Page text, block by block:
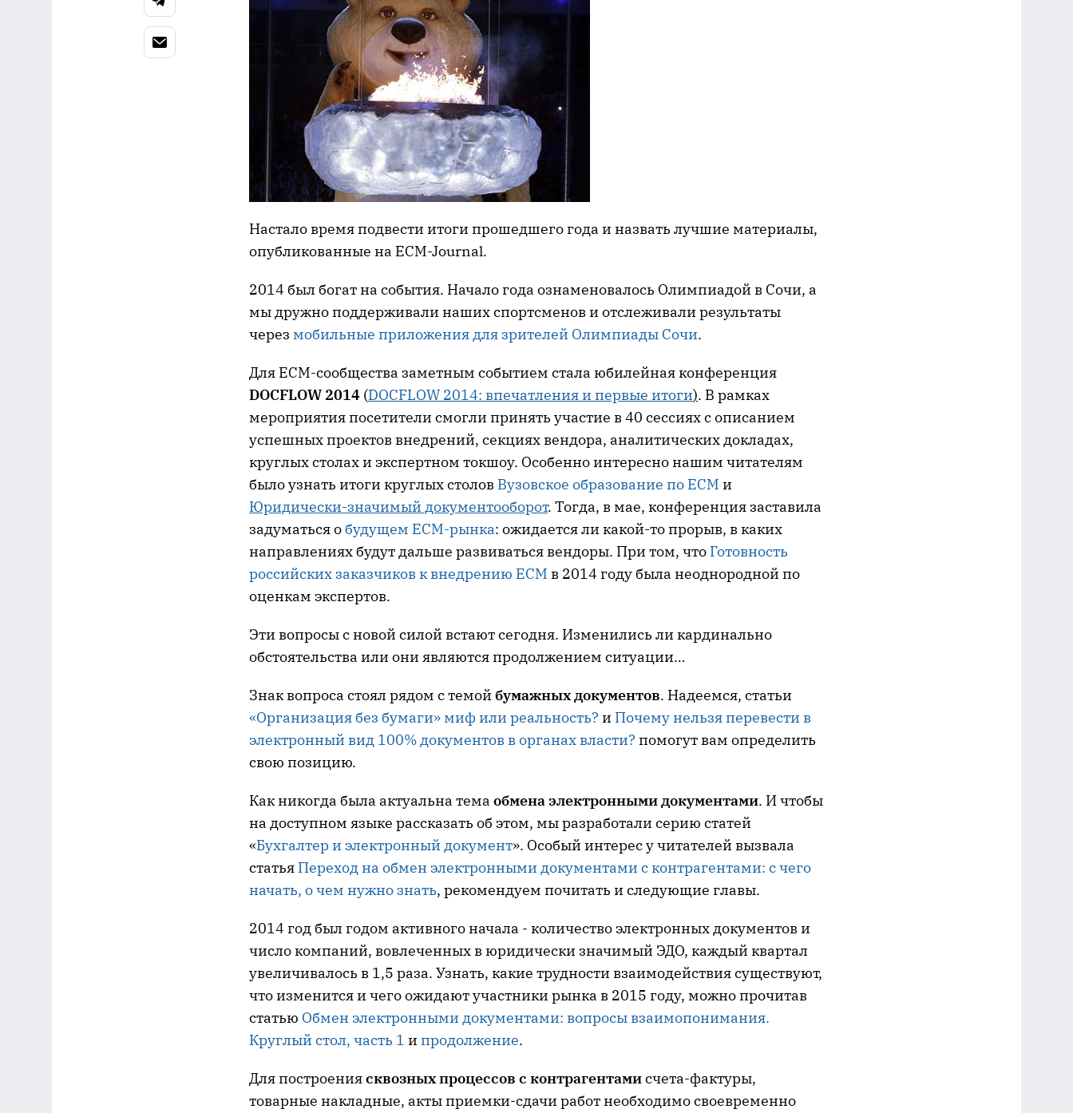
Настало время подвести итоги прошедшего года и назвать лучшие материалы,
опубликованные на ECM-Journal.
2014 был богат на события. Начало года ознаменовалось Олимпиадой в Сочи, а
мы дружно поддерживали наших спортсменов и отслеживали результаты
через мобильные приложения для зрителей Олимпиады Сочи.
Для ECM-сообщества заметным событием стала юбилейная конференция
DOCFLOW 2014 (DOCFLOW 2014: впечатления и первые итоги). В рамках
мероприятия посетители смогли принять участие в 40 сессиях с описанием
успешных проектов внедрений, секциях вендора, аналитических докладах,
круглых столах и экспертном токшоу. Особенно интересно нашим читателям
было узнать итоги круглых столов Вузовское образование по ECM и
Юридически-значимый документооборот. Тогда, в мае, конференция заставила
задуматься обудущем ECM-рынка: ожидается ли какой-то прорыв, в каких
направлениях будут дальше развиваться вендоры. При том, что Готовность
российских заказчиков к внедрению ECM в 2014 году была неоднородной по
оценкам экспертов.
Эти вопросы с новой силой встают сегодня. Изменились ли кардинально
обстоятельства или они являются продолжением ситуации…
Знак вопроса стоял рядом с темой бумажных документов. Надеемся, статьи
«Организация без бумаги» миф или реальность? и Почему нельзя перевести в
электронный вид 100% документов в органах власти? помогут вам определить
свою позицию.
Как никогда была актуальна тема обмена электронными документами. И чтобы
на доступном языке рассказать об этом, мы разработали серию статей
«Бухгалтер и электронный документ». Особый интерес у читателей вызвала
статья Переход на обмен электронными документами с контрагентами: с чего
начать, о чем нужно знать, рекомендуем почитать и следующие главы.
2014 год был годом активного начала - количество электронных документов и
число компаний, вовлеченных в юридически значимый ЭДО, каждый квартал
увеличивалось в 1,5 раза. Узнать, какие трудности взаимодействия существуют,
что изменится и чего ожидают участники рынка в 2015 году, можно прочитав
статью Обмен электронными документами: вопросы взаимопонимания.
Круглый стол, часть 1 и продолжение.
Для построениясквозных процессов с контрагентамисчета-фактуры,
товарные накладные, акты приемки-сдачи работ необходимо своевременно